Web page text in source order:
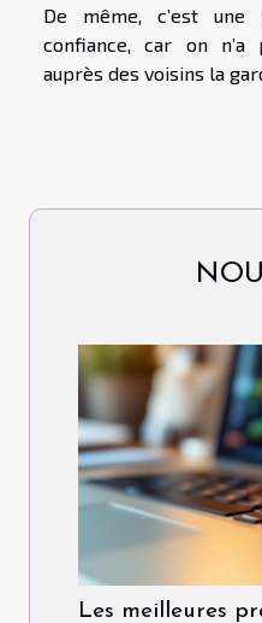
De même, c’est
confiance, car on
auprès des voisins la
Les meilleures